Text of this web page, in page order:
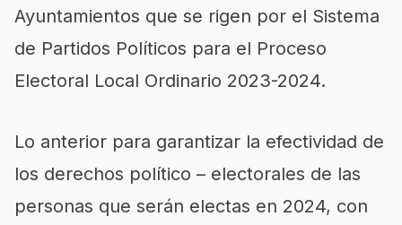
Ayuntamientos que se rigen por el Sistema
de Partidos Políticos para el Proceso
Electoral Local Ordinario 2023-2024.
Lo anterior para garantizar la efectividad de
los derechos político – electorales de las
personas que serán electas en 2024, con